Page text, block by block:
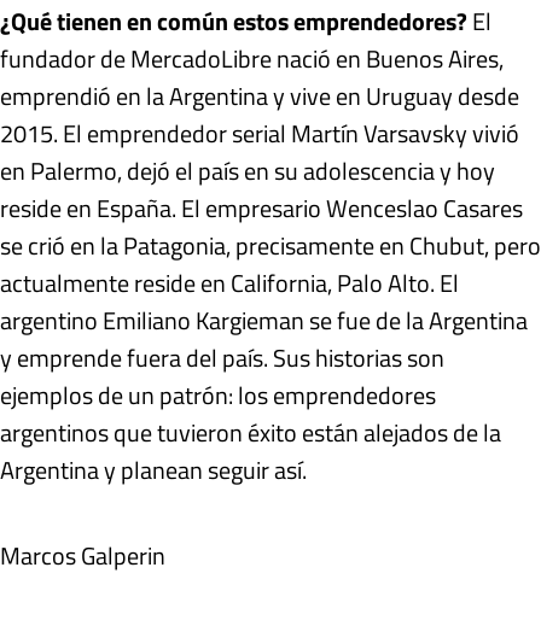
¿Qué tienen en común estos emprendedores?El
fundador de MercadoLibre nació en Buenos Aires,
emprendió en la Argentina y vive en Uruguay desde
2015. El emprendedor serial Martín Varsavsky vivió
en Palermo, dejó el país en su adolescencia y hoy
reside en España. El empresario Wenceslao Casares
se crió en la Patagonia, precisamente en Chubut, pero
actualmente reside en California, Palo Alto. El
argentino Emiliano Kargieman se fue de la Argentina
y emprende fuera del país. Sus historias son
ejemplos de un patrón: los emprendedores
argentinos que tuvieron éxito están alejados de la
Argentina y planean seguir así.
Marcos Galperin